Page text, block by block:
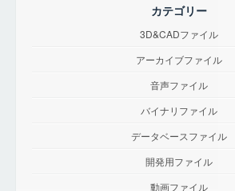
カテゴリー
3D&CADファイル
アーカイブファイル
音声ファイル
バイナリファイル
データベースファイル
開発用ファイル
動画ファイル